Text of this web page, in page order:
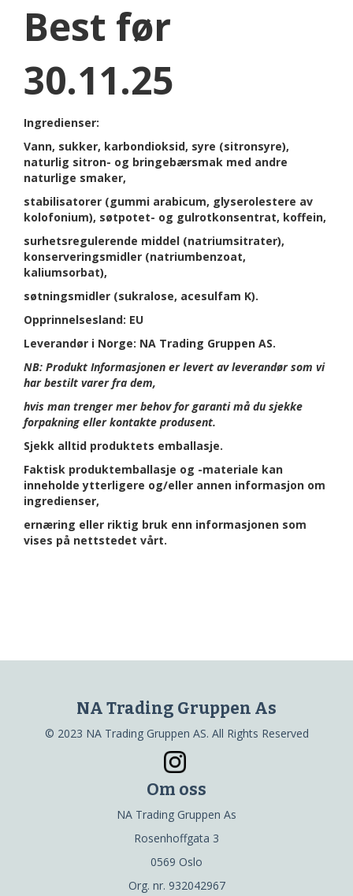
Best før
30.11.25
Ingredienser:
Vann, sukker, karbondioksid, syre (sitronsyre),
naturlig sitron- og bringebærsmak med andre
naturlige smaker,
stabilisatorer (gummi arabicum, glyserolestere av
kolofonium), søtpotet- og gulrotkonsentrat, koffein,
surhetsregulerende middel (natriumsitrater),
konserveringsmidler (natriumbenzoat,
kaliumsorbat),
søtningsmidler (sukralose, acesulfam K).
Opprinnelsesland: EU
Leverandør i Norge: NA Trading Gruppen AS.
NB: Produkt Informasjonen er levert av leverandør som vi
har bestilt varer fra dem,
hvis man trenger mer behov for garanti må du sjekke
forpakning eller kontakte produsent.
Sjekk alltid produktets emballasje.
Faktisk produktemballasje og -materiale kan
inneholde ytterligere og/eller annen informasjon om
ingredienser,
ernæring eller riktig bruk enn informasjonen som
vises på nettstedet vårt.
NA Trading Gruppen As
© 2023 NA Trading Gruppen AS. All Rights Reserved
Om oss
NA Trading Gruppen As
Rosenhoffgata 3
0569 Oslo
Org. nr. 932042967